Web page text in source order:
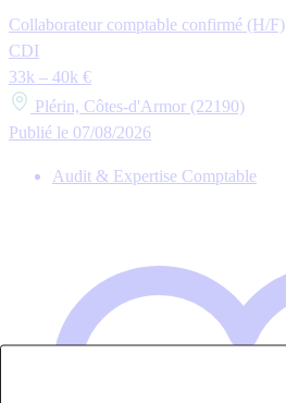
Collaborateur comptable confirmé (H/F)
CDI
33k – 40k €
Plérin, Côtes-d'Armor (22190)
Publié le 07/08/2026
Audit & Expertise Comptable